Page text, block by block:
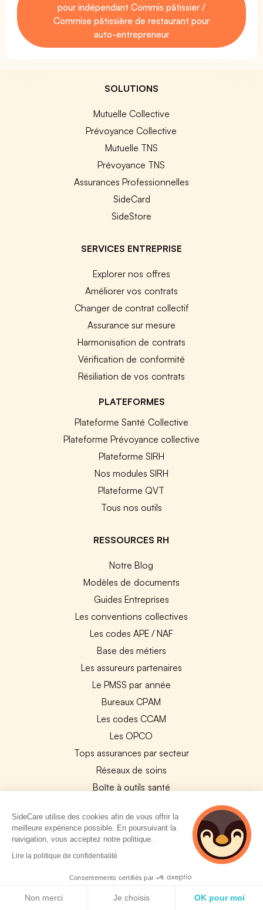
pour indépendant Commis pâtissier /
Commise pâtissière de restaurant pour
auto-entrepreneur
SOLUTIONS
Mutuelle Collective
Prévoyance Collective
Mutuelle TNS
Prévoyance TNS
Assurances Professionnelles
SideCard
SideStore
SERVICES ENTREPRISE
Explorer nos offres
Améliorer vos contrats
Changer de contrat collectif
Assurance sur mesure
Harmonisation de contrats
Vérification de conformité
Résiliation de vos contrats
PLATEFORMES
Plateforme Santé Collective
Plateforme Prévoyance collective
Plateforme SIRH
Nos modules SIRH
Plateforme QVT
Tous nos outils
RESSOURCES RH
Notre Blog
Modèles de documents
Guides Entreprises
Les conventions collectives
Les codes APE / NAF
Base des métiers
Les assureurs partenaires
Le PMSS par année
Bureaux CPAM
Les codes CCAM
Les OPCO
Tops assurances par secteur
Réseaux de soins
Boîte à outils santé
Les garanties des assurances entreprises
PARTENAIRES
Experts-Comptables
Assureurs Partenaires
Payfit & SideCare
SideCare utilise des cookies afin de vous offrir la
meilleure expérience possible. En poursuivant la
navigation, vous acceptez notre politique.
Lire la politique de confidentialité
Consentements certifiés par
Non merci Je choisis OK pour moi
2 personnes
consultent
actuellement cette